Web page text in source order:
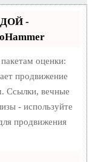
-
оценки:
продвижение
Ссылки, вечные
- используйте
продвижения